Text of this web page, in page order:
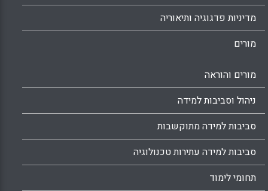
מדיניות פדגוגיה ותיאוריה
מורים
מורים והוראה
ניהול וסביבות למידה
סביבות למידה מתוקשבות
סביבות למידה עתירות טכנולוגיה
תחומי לימוד